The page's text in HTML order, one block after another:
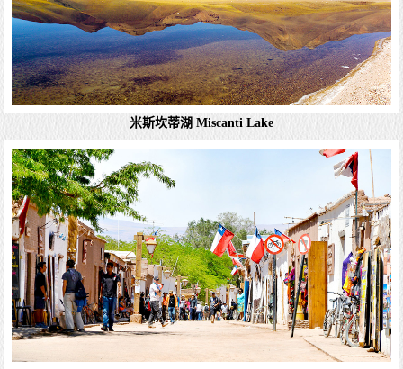
米斯坎蒂湖 Miscanti Lake